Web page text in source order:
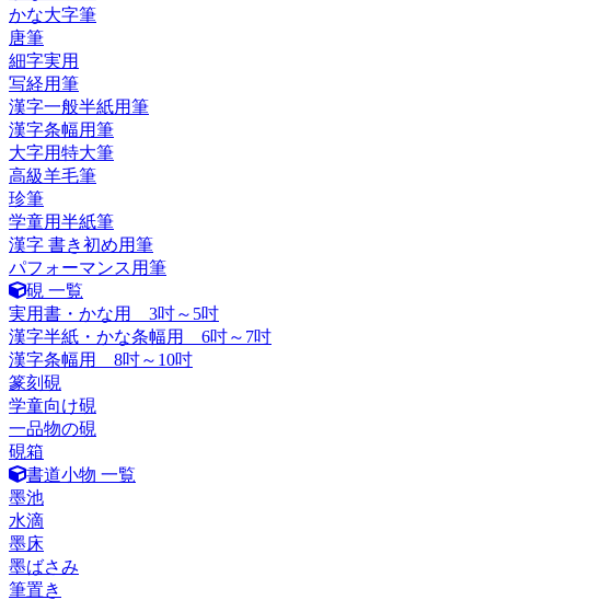
かな大字筆
唐筆
細字実用
写経用筆
漢字一般半紙用筆
漢字条幅用筆
大字用特大筆
高級羊毛筆
珍筆
学童用半紙筆
漢字 書き初め用筆
パフォーマンス用筆
硯 一覧
実用書・かな用 3吋～5吋
漢字半紙・かな条幅用 6吋～7吋
漢字条幅用 8吋～10吋
篆刻硯
学童向け硯
一品物の硯
硯箱
書道小物 一覧
墨池
水滴
墨床
墨ばさみ
筆置き